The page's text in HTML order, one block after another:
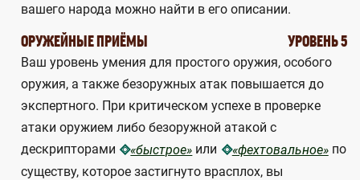
вашего народа можно найти в его описании.
ОРУЖЕЙНЫЕ ПРИЁМЫ УРОВЕНЬ 5
Ваш уровень умения для простого оружия, особого
оружия, а также безоружных атак повышается до
экспертного. При критическом успехе в проверке
атаки оружием либо безоружной атакой с
дескрипторами
«быстрое» или «фехтовальное»по
существу, которое застигнуто врасплох, вы